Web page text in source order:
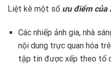
Liệt kê một số ưu điểm của
Các nhiếp ảnh gia, nhà
nội dung trực quan hóa
tập tin được xếp theo tổ